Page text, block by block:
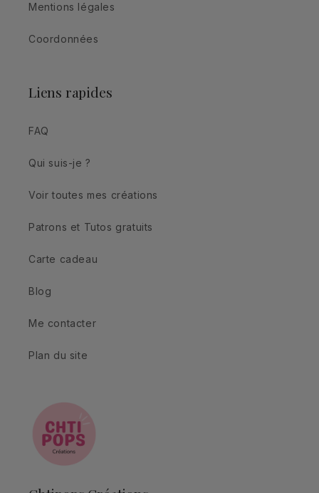
Mentions légales
Coordonnées
Liens rapides
FAQ
Qui suis-je ?
Voir toutes mes créations
Patrons et Tutos gratuits
Carte cadeau
Blog
Me contacter
Plan du site